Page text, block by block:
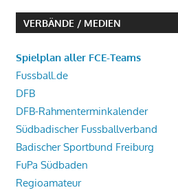
VERBÄNDE / MEDIEN
Spielplan aller FCE-Teams
Fussball.de
DFB
DFB-Rahmenterminkalender
Südbadischer Fussballverband
Badischer Sportbund Freiburg
FuPa Südbaden
Regioamateur